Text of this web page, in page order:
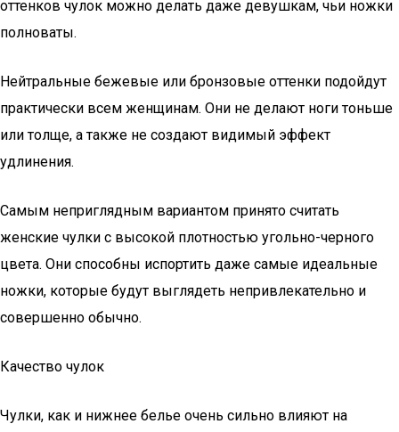
оттенков чулок можно делать даже девушкам, чьи ножки
полноваты.
Нейтральные бежевые или бронзовые оттенки подойдут
практически всем женщинам. Они не делают ноги тоньше
или толще, а также не создают видимый эффект
удлинения.
Самым неприглядным вариантом принято считать
женские чулки с высокой плотностью угольно-черного
цвета. Они способны испортить даже самые идеальные
ножки, которые будут выглядеть непривлекательно и
совершенно обычно.
Качество чулок
Чулки, как и нижнее белье очень сильно влияют на